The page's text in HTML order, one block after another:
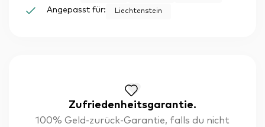
Zufriedenheitsgarantie.
100% Geld-zurück-Garantie, falls du nicht
Angepasst für: Liechtenstein